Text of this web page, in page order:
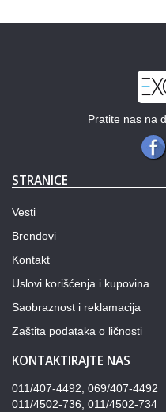
Pratite nas na
STRANICE
Vesti
Brendovi
Kontakt
Uslovi korišćenja i kupovina
Saobraznost i reklamacija
Zaštita podataka o ličnosti
KONTAKTIRAJTE NAS
011/407-4492, 069/407-4492
011/4502-736, 011/4502-734